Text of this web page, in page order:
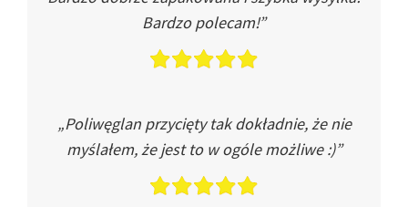
Bardzo polecam!”
„Poliwęglan przycięty tak dokładnie, że nie
myślałem, że jest to w ogóle możliwe :)”